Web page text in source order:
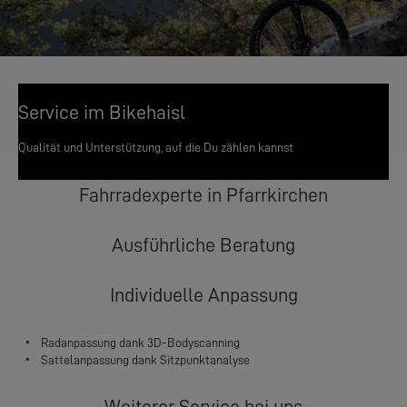
Service im Bikehaisl
Qualität und Unterstützung, auf die Du zählen kannst
Fahrradexperte in Pfarrkirchen
Ausführliche Beratung
Individuelle Anpassung
Radanpassung dank 3D-Bodyscanning
Sattelanpassung dank Sitzpunktanalyse